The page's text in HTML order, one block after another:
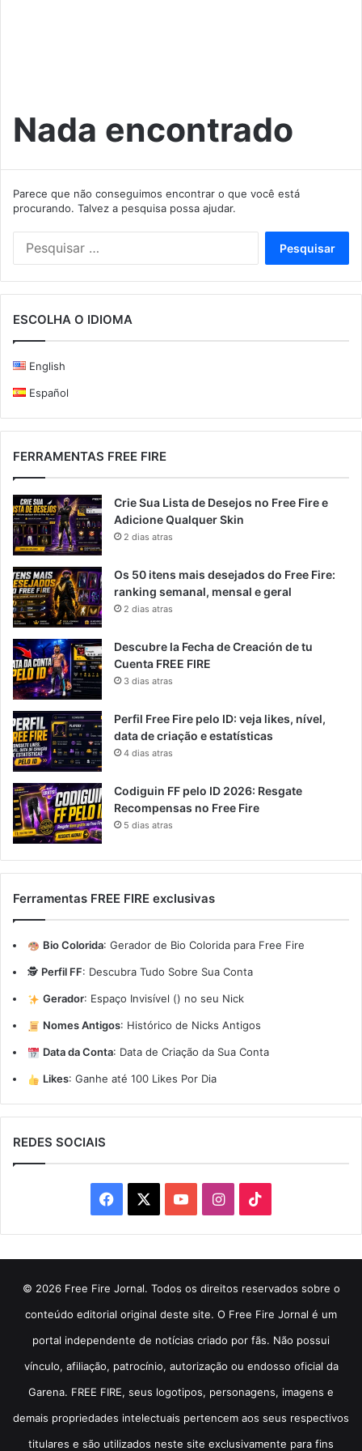
Nada encontrado
Parece que não conseguimos encontrar o que você está
procurando. Talvez a pesquisa possa ajudar.
ESCOLHA O IDIOMA
English
Español
FERRAMENTAS FREE FIRE
Crie Sua Lista de Desejos no Free Fire e
Adicione Qualquer Skin
2 dias atras
Os 50 itens mais desejados do Free Fire:
ranking semanal, mensal e geral
2 dias atras
Descubre la Fecha de Creación de tu
Cuenta FREE FIRE
3 dias atras
Perfil Free Fire pelo ID: veja likes, nível,
data de criação e estatísticas
4 dias atras
Codiguin FF pelo ID 2026: Resgate
Recompensas no Free Fire
5 dias atras
Ferramentas FREE FIRE exclusivas
Bio Colorida: Gerador de Bio Colorida para Free Fire
🕵️ Perfil FF: Descubra Tudo Sobre Sua Conta
Gerador: Espaço Invisível (ㅤ) no seu Nick
Nomes Antigos: Histórico de Nicks Antigos
Data da Conta: Data de Criação da Sua Conta
Likes: Ganhe até 100 Likes Por Dia
REDES SOCIAIS
Facebook YouTubeInstagram
© 2026 Free Fire Jornal. Todos os direitos reservados sobre o
conteúdo editorial original deste site. O Free Fire Jornal é um
portal independente de notícias criado por fãs. Não possui
vínculo, afiliação, patrocínio, autorização ou endosso oficial da
Garena. FREE FIRE, seus logotipos, personagens, imagens e
demais propriedades intelectuais pertencem aos seus respectivos
titulares e são utilizados neste site exclusivamente para fins